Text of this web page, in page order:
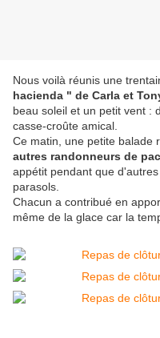
Nous voilà réunis une
hacienda " de Carla et
beau soleil et un petit vent :
casse-croûte amical.
Ce matin, une petite balade
autres randonneurs de
appétit pendant que
parasols.
Chacun a contribué en
même de la glace car la